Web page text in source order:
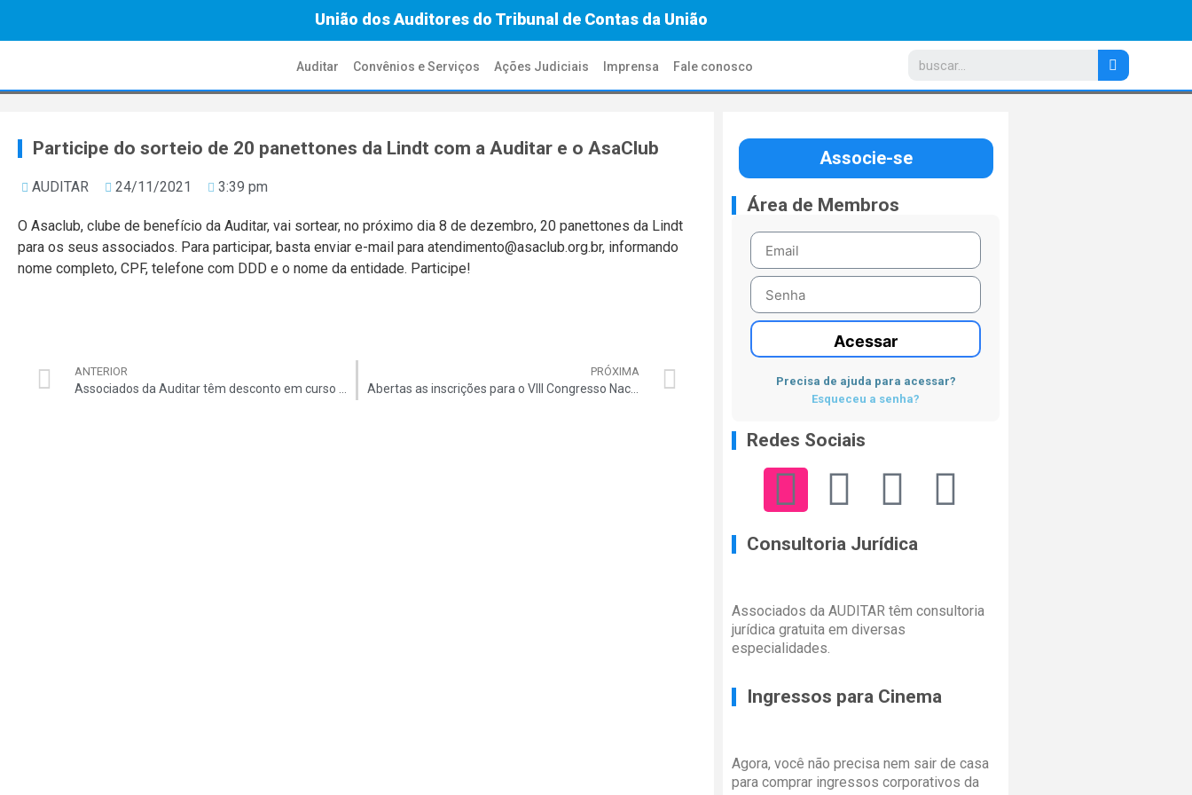
União dos Auditores do Tribunal de Contas da União
Auditar Convênios e Serviços Ações Judiciais Imprensa Fale conosco
Participe do sorteio de 20 panettones da Lindt com a Auditar e o AsaClub
AUDITAR 24/11/2021 3:39 pm
O Asaclub, clube de benefício da Auditar, vai sortear, no próximo dia 8 de dezembro, 20 panettones da Lindt
para os seus associados. Para participar, basta enviar e-mail para atendimento@asaclub.org.br, informando
nome completo, CPF, telefone com DDD e o nome da entidade. Participe!
ANTERIOR PRÓXIMA
Associe-se
Área de Membros
Acessar
Precisa de ajuda para acessar?
Esqueceu a senha?
Redes Sociais
Consultoria Jurídica
Associados da AUDITAR têm consultoria
jurídica gratuita em diversas
especialidades.
Ingressos para Cinema
Agora, você não precisa nem sair de casa
para comprar ingressos corporativos da